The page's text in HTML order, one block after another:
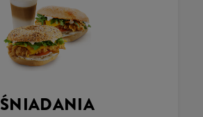
ŚNIADANIA